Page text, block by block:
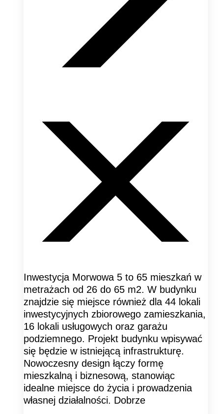
Inwestycja Morwowa 5 to 65 mieszkań w
metrażach od 26 do 65 m2. W budynku
znajdzie się miejsce również dla 44 lokali
inwestycyjnych zbiorowego zamieszkania,
16 lokali usługowych oraz garażu
podziemnego. Projekt budynku wpisywać
się będzie w istniejącą infrastrukturę.
Nowoczesny design łączy formę
mieszkalną i biznesową, stanowiąc
idealne miejsce do życia i prowadzenia
własnej działalności. Dobrze